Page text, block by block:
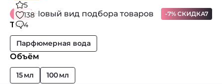
5
138
4
Новый вид подбора товаров -7% СКИДКА7
Тип
Парфюмерная вода
Объём
15 мл 100 мл